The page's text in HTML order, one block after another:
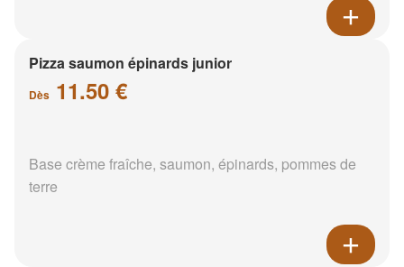
Pizza saumon épinards junior
Dès 11.50 €
Base crème fraîche, saumon, épinards, pommes de
terre